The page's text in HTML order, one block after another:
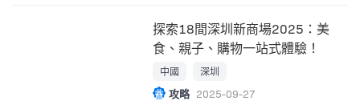
探索18間深圳新商場2025：美
食、親子、購物一站式體驗！
中國 深圳
攻略 2025-09-27